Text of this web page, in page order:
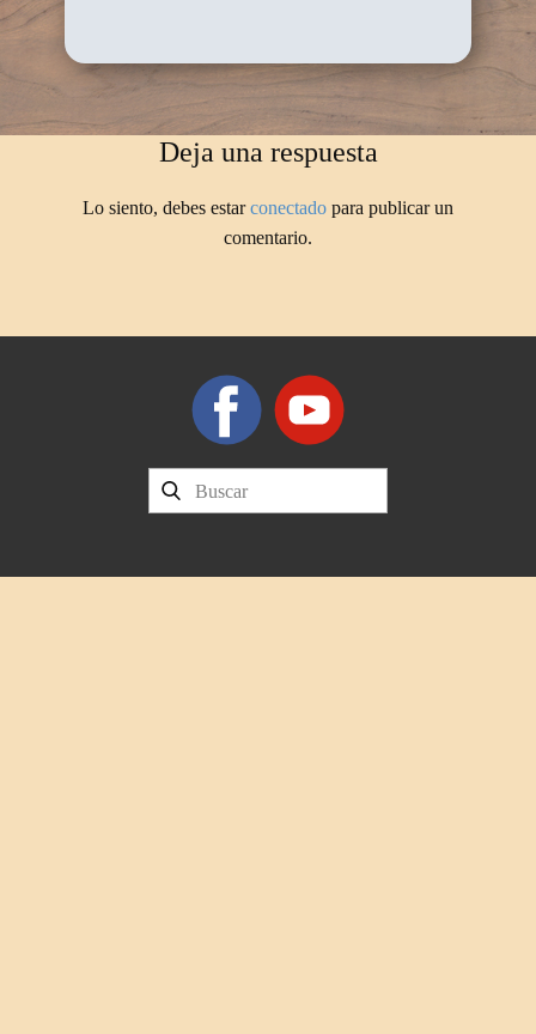
Deja una respuesta
Lo siento, debes estarconectado para publicar un
comentario.